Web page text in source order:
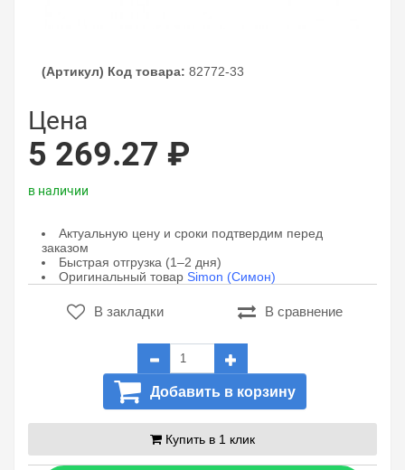
(Артикул) Код товара: 82772-33
Цена
5 269.27 ₽
в наличии
Актуальную цену и сроки подтвердим перед
заказом
Быстрая отгрузка (1–2 дня)
Оригинальный товар Simon (Симон)
В закладки В сравнение
Добавить в корзину
Купить в 1 клик